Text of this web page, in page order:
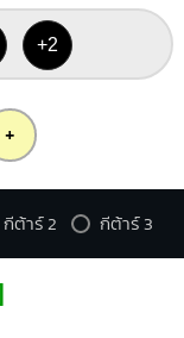
+2
+
กีต้าร์ 2 กีต้าร์ 3